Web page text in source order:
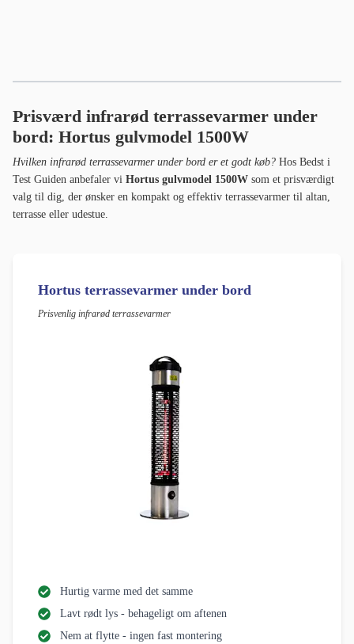
Prisværd infrarød terrassevarmer under
bord: Hortus gulvmodel 1500W
Hvilken infrarød terrassevarmer under bord er et godt køb? Hos Bedst i
Test Guiden anbefaler vi Hortus gulvmodel 1500W som et prisværdigt
valg til dig, der ønsker en kompakt og effektiv terrassevarmer til altan,
terrasse eller udestue.
Hortus terrassevarmer under bord
Prisvenlig infrarød terrassevarmer
Hurtig varme med det samme
Lavt rødt lys - behageligt om aftenen
Nem at flytte - ingen fast montering